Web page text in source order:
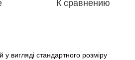
К сравнению
у вигляді стандартного розміру